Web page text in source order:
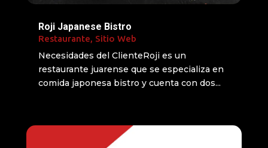
Roji Japanese Bistro
Restaurante, Sitio Web
Necesidades del ClienteRoji es un
restaurante juarense que se especializa en
comida japonesa bistro y cuenta con dos...